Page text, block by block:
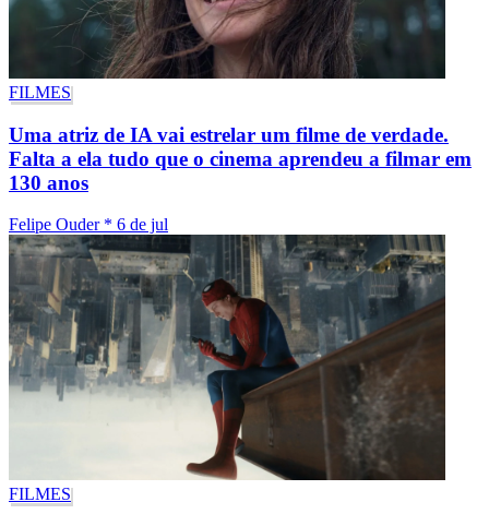
FILMES
Uma atriz de IA vai estrelar um filme de verdade.
Falta a ela tudo que o cinema aprendeu a filmar em
130 anos
Felipe Ouder * 6 de jul
FILMES